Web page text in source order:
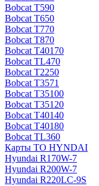
Bobcat T590
Bobcat T650
Bobcat T770
Bobcat T870
Bobcat T40170
Bobcat TL470
Bobcat Т2250
Bobcat Т3571
Bobcat Т35100
Bobcat Т35120
Bobcat Т40140
Bobcat Т40180
Bobcat ТL360
Карты ТО HYNDAI
Hyundai R170W-7
Hyundai R200W-7
Hyundai R220LC-9S